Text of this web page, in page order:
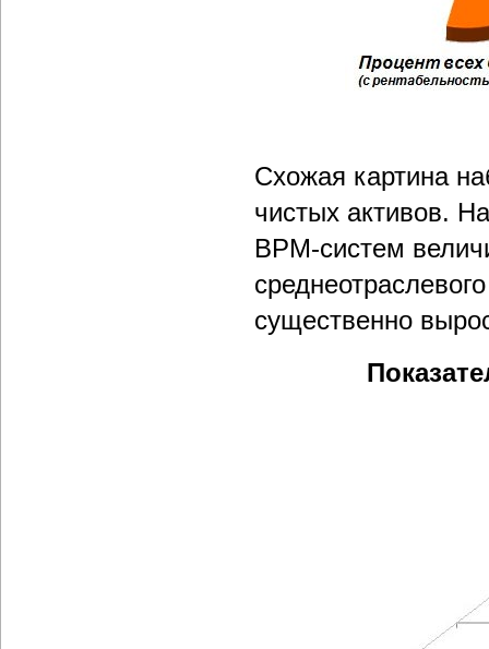
Схожая картина
чистых активов.
BPM-систем
существенно